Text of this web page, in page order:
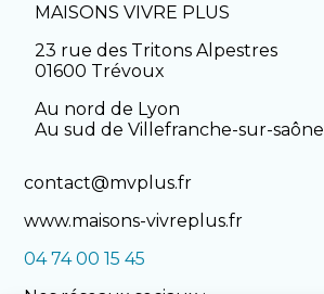
MAISONS VIVRE PLUS
23 rue des Tritons Alpestres
01600 Trévoux
Au nord de Lyon
Au sud de Villefranche-sur-saône
contact@mvplus.fr
www.maisons-vivreplus.fr
04 74 00 15 45